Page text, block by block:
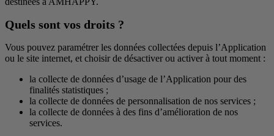
Quels sont vos droits ?
Vous pouvez paramétrer les données collectées depuis l’Application
ou le site internet, et choisir de désactiver ou activer à tout moment :
la collecte de données d’usage de l’Application pour des
finalités statistiques ;
la collecte de données de personnalisation de nos services ;
la collecte de données à des fins d’amélioration de nos
services.